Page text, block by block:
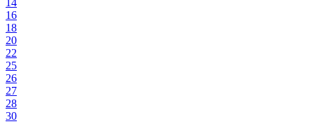
14
16
18
20
22
25
26
27
28
30